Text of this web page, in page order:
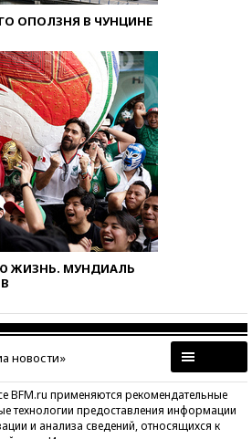
ОПОЛЗНЯ В ЧУНЦИНЕ
ЖИЗНЬ. МУНДИАЛЬ
новости»
BFM.ru применяются рекомендательные
технологии предоставления информации
и анализа сведений, относящихся к